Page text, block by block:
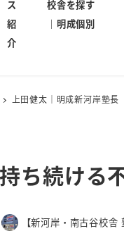
ス
紹
介
校舎を探す
｜明成個別
上田健太｜明成新河岸塾長
ち続ける
著
【新河岸・南古谷校